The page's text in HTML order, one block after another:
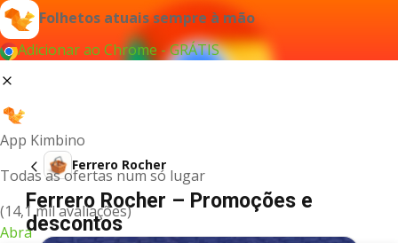
Folhetos atuais sempre à mão
Adicionar ao Chrome - GRÁTIS
App Kimbino
Todas as ofertas num só lugar
(14,1 mil avaliações)
Abra
Ferrero Rocher
Ferrero Rocher – Promoções e
descontos